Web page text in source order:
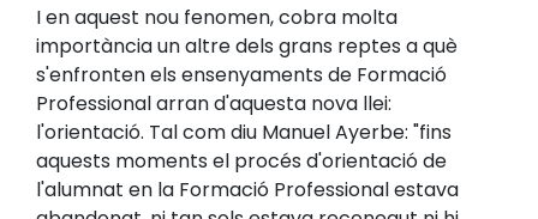
I en aquest nou fenomen, cobra molta
importància un altre dels grans reptes a què
s'enfronten els ensenyaments de Formació
Professional arran d'aquesta nova llei:
l'orientació. Tal com diu Manuel Ayerbe: "fins
aquests moments el procés d'orientació de
l'alumnat en la Formació Professional estava